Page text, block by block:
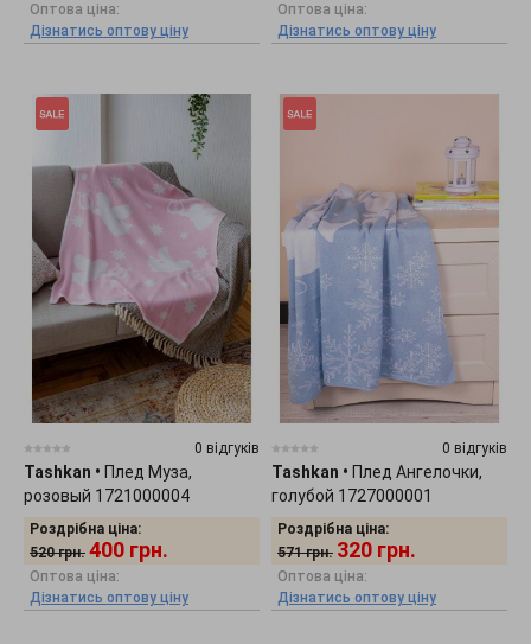
Оптова ціна:
Дізнатись оптову ціну
Оптова ціна:
Дізнатись оптову ціну
0 відгуків
Tashkan • Плед Муза,
розовый 1721000004
Роздрібна ціна:
520 грн. 400 грн.
Оптова ціна:
Дізнатись оптову ціну
0 відгуків
Tashkan • Плед Ангелочки,
голубой 1727000001
Роздрібна ціна:
571 грн. 320 грн.
Оптова ціна:
Дізнатись оптову ціну